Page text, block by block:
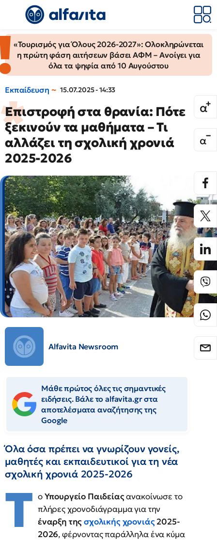
«Τουρισμός για Όλους 2026-2027»: Ολοκληρώνεται
η πρώτη φάση αιτήσεων βάσει ΑΦΜ – Ανοίγει για
όλα τα ψηφία από 10 Αυγούστου
Εκπαίδευση 15.07.2025 - 14:33
Επιστροφή στα θρανία: Πότε
ξεκινούν τα μαθήματα – Τι
αλλάζει τη σχολική χρονιά
2025-2026
Alfavita Newsroom
Μάθε πρώτος όλες τις σημαντικές
ειδήσεις. Βάλε το alfavita.gr στα
αποτελέσματα αναζήτησης της
Google
Όλα όσα πρέπει να γνωρίζουν γονείς,
μαθητές και εκπαιδευτικοί για τη νέα
σχολική χρονιά 2025-2026
Τ οΥπουργείο Παιδείαςανακοίνωσε το
πλήρες χρονοδιάγραμμα για την
έναρξη τηςσχολικής χρονιάς2025-
2026, φέρνοντας παράλληλα ένα κύμα